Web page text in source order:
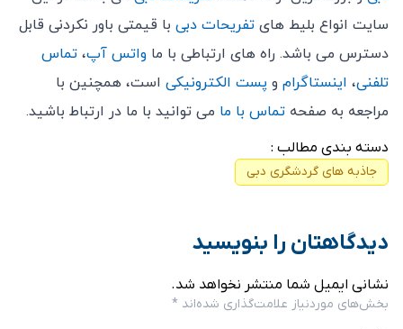
سایت انواع بلیط های تفریحات دبی با قیمتی باور نکردنی قابل
دسترس می باشد. راه های ارتباطی با ما واتس آپ، تماس
تلفنی، اینستاگرام و پست الکترونیکی است، همچنین با
مراجعه به صفحه تماس با ما می توانید با ما در ارتباط باشید.
دسته بندی مطالب :
جاذبه های گردشگری دبی
دیدگاهتان را بنویسید
نشانی ایمیل شما منتشر نخواهد شد.
بخش‌های موردنیاز علامت‌گذاری شده‌اند *